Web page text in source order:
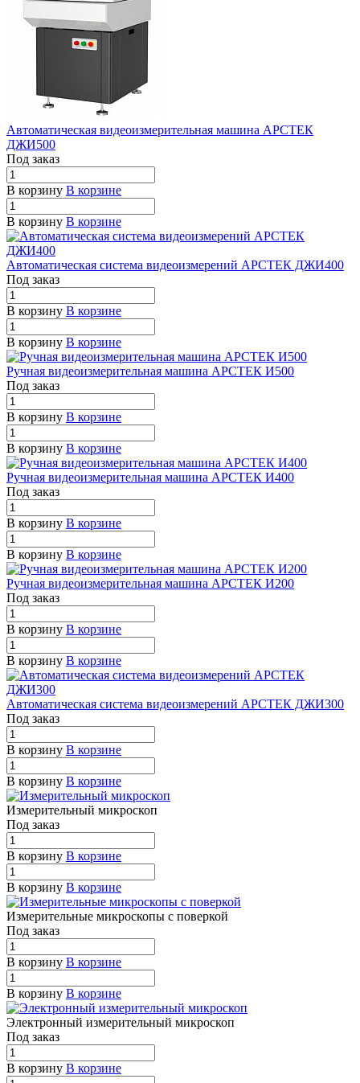
Автоматическая видеоизмерительная машина АРСТЕК
ДЖИ500
Под заказ
В корзину В корзине
В корзину В корзине
Автоматическая система видеоизмерений АРСТЕК ДЖИ400
Под заказ
В корзину В корзине
В корзину В корзине
Ручная видеоизмерительная машина АРСТЕК И500
Под заказ
В корзину В корзине
В корзину В корзине
Ручная видеоизмерительная машина АРСТЕК И400
Под заказ
В корзину В корзине
В корзину В корзине
Ручная видеоизмерительная машина АРСТЕК И200
Под заказ
В корзину В корзине
В корзину В корзине
Автоматическая система видеоизмерений АРСТЕК ДЖИ300
Под заказ
В корзину В корзине
В корзину В корзине
Измерительный микроскоп
Под заказ
В корзину В корзине
В корзину В корзине
Измерительные микроскопы с поверкой
Под заказ
В корзину В корзине
В корзину В корзине
Электронный измерительный микроскоп
Под заказ
В корзину В корзине